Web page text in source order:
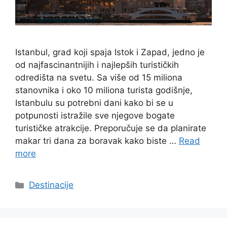
Istanbul, grad koji spaja Istok i Zapad, jedno je
od najfascinantnijih i najlepših turističkih
odredišta na svetu. Sa više od 15 miliona
stanovnika i oko 10 miliona turista godišnje,
Istanbulu su potrebni dani kako bi se u
potpunosti istražile sve njegove bogate
turističke atrakcije. Preporučuje se da planirate
makar tri dana za boravak kako biste … Read
more
Categories
Destinacije